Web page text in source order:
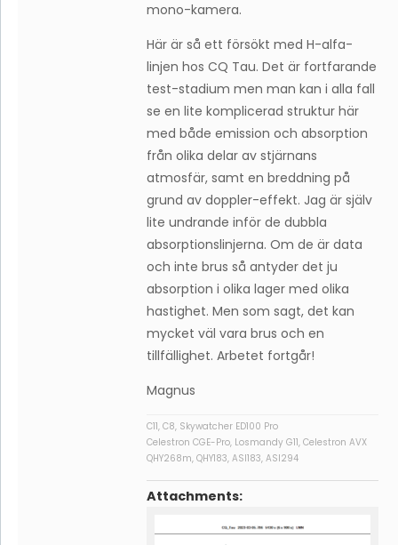
mono-kamera.
Här är så ett försökt med H-alfa-
linjen hos CQ Tau. Det är fortfarande
test-stadium men man kan i alla fall
se en lite komplicerad struktur här
med både emission och absorption
från olika delar av stjärnans
atmosfär, samt en breddning på
grund av doppler-effekt. Jag är själv
lite undrande inför de dubbla
absorptionslinjerna. Om de är data
och inte brus så antyder det ju
absorption i olika lager med olika
hastighet. Men som sagt, det kan
mycket väl vara brus och en
tillfällighet. Arbetet fortgår!
Magnus
C11, C8, Skywatcher ED100 Pro
Celestron CGE-Pro, Losmandy G11, Celestron AVX
QHY268m, QHY183, ASI183, ASI294
Attachments: